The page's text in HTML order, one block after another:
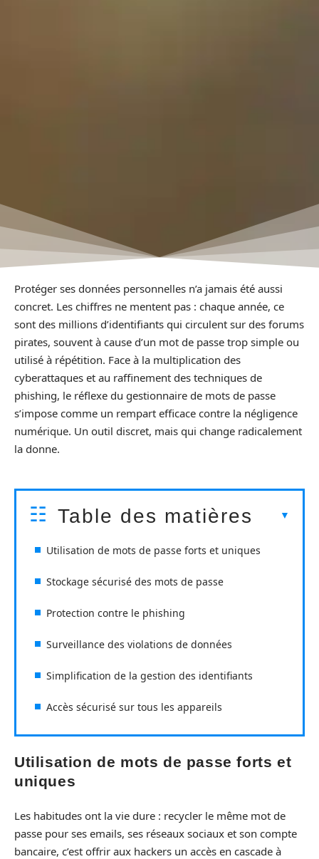
Protéger ses données personnelles n’a jamais été aussi
concret. Les chiffres ne mentent pas : chaque année, ce
sont des millions d’identifiants qui circulent sur des forums
pirates, souvent à cause d’un mot de passe trop simple ou
utilisé à répétition. Face à la multiplication des
cyberattaques et au raffinement des techniques de
phishing, le réflexe du gestionnaire de mots de passe
s’impose comme un rempart efficace contre la négligence
numérique. Un outil discret, mais qui change radicalement
la donne.
Table des matières
Utilisation de mots de passe forts et uniques
Stockage sécurisé des mots de passe
Protection contre le phishing
Surveillance des violations de données
Simplification de la gestion des identifiants
Accès sécurisé sur tous les appareils
Utilisation de mots de passe forts et
uniques
Les habitudes ont la vie dure : recycler le même mot de
passe pour ses emails, ses réseaux sociaux et son compte
bancaire, c’est offrir aux hackers un accès en cascade à